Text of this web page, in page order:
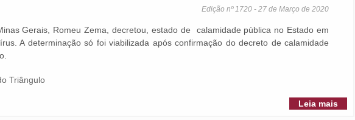
Edição nº 1720 - 27 de Março de 2020
Gerais, Romeu Zema, decretou, estado de calamidade pública no Estado em
A determinação só foi viabilizada após confirmação do decreto de calamidade
Triângulo
Leia mais